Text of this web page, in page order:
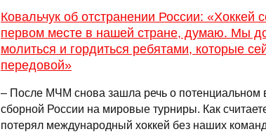
Ковальчук об отстранении России: «Хоккей
первом месте в нашей стране, думаю. Мы
молиться и гордиться ребятами, которые
передовой»
– После МЧМ снова зашла речь о потенциальном
сборной России на мировые турниры. Как
потерял международный хоккей без наших